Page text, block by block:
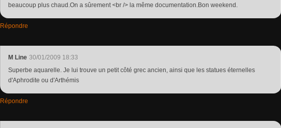
beaucoup plus chaud.On a sûrement <br /> la même documentation.Bon weekend.
Répondre
M Line 30/01/2009 18:33
Superbe aquarelle. Je lui trouve un petit côté grec ancien, ainsi que les statues éternelles
d'Aphrodite ou d'Arthémis
Répondre